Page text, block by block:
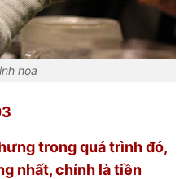
hoạ
trong quá trình đó,
nhất, chính là tiền